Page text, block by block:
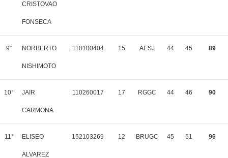
CRISTOVAO
FONSECA
9° NORBERTO
NISHIMOTO
110100404 15 AESJ 44 45 89
10° JAIR
CARMONA
110260017 17 RGGC 44 46 90
11° ELISEO
ALVAREZ
152103269 12 BRUGC 45 51 96